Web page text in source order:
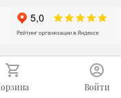
Войти